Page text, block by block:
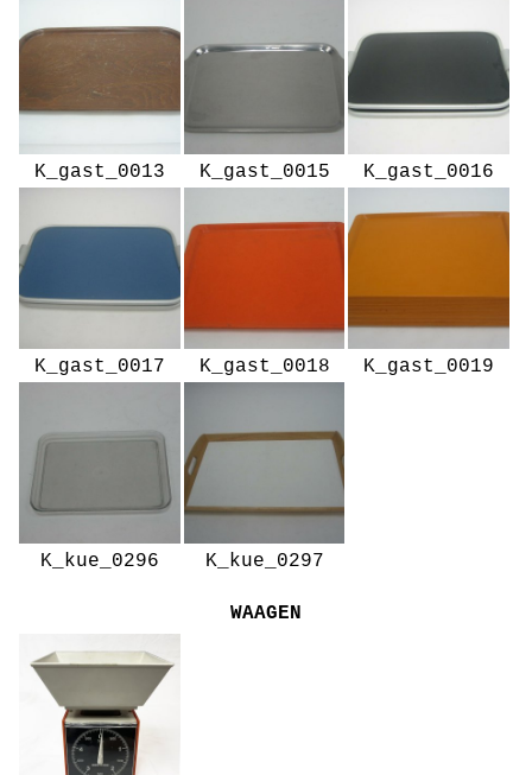
K_gast_0013 K_gast_0015 K_gast_0016
K_gast_0017 K_gast_0018 K_gast_0019
K_kue_0296 K_kue_0297
WAAGEN